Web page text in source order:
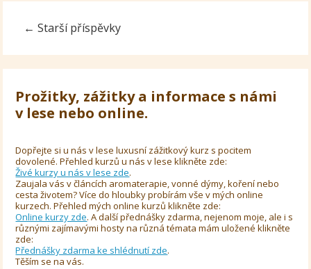
← Starší příspěvky
Prožitky, zážitky a informace s námi
v lese nebo online.
Dopřejte si u nás v lese luxusní zážitkový kurz s pocitem
dovolené. Přehled kurzů u nás v lese klikněte zde:
Živé kurzy u nás v lese zde.
Zaujala vás v článcích aromaterapie, vonné dýmy, koření nebo
cesta životem? Více do hloubky probírám vše v mých online
kurzech. Přehled mých online kurzů klikněte zde:
Online kurzy zde. A další přednášky zdarma, nejenom moje, ale i s
různými zajímavými hosty na různá témata mám uložené klikněte
zde:
Přednášky zdarma ke shlédnutí zde.
Těším se na vás.